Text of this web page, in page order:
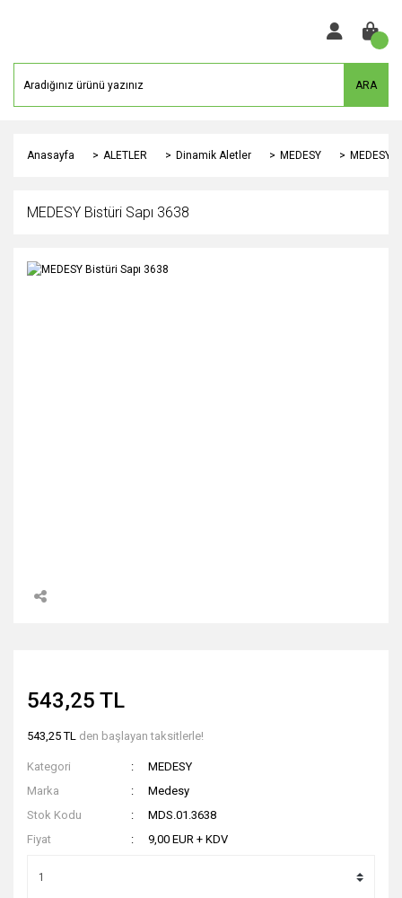
ARA
Anasayfa ALETLER Dinamik Aletler MEDESY MEDESY
MEDESY Bistüri Sapı 3638
543,25 TL
543,25 TL den başlayan taksitlerle!
Kategori
MEDESY
Marka
Medesy
Stok Kodu
MDS.01.3638
Fiyat
9,00 EUR + KDV